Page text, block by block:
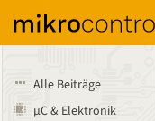
Alle Beiträge
µC & Elektronik